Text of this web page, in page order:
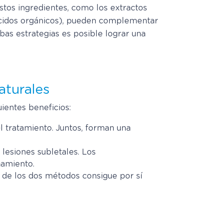
ingredientes, como los extractos
orgánicos), pueden complementar
estrategias es posible lograr una
beneficios:
Juntos, forman una
subletales. Los
los dos métodos consigue por sí